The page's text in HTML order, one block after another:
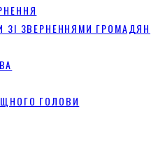
ЗІ ЗВЕРНЕННЯМИ ГРОМАДЯН
ГОЛОВИ